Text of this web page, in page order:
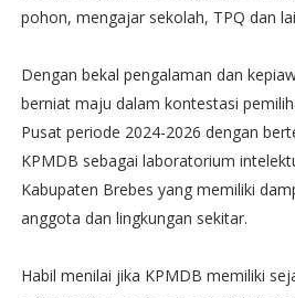
pohon, mengajar sekolah, TPQ dan
Dengan bekal pengalaman dan
berniat maju dalam kontestasi
Pusat periode 2024-2026 dengan
KPMDB sebagai laboratorium
Kabupaten Brebes yang memiliki
anggota dan lingkungan sekitar.
Habil menilai jika KPMDB memiliki